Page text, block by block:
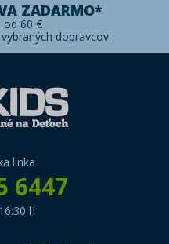
ZADARMO*
od 60 €
dopravcov
linka
6447
h